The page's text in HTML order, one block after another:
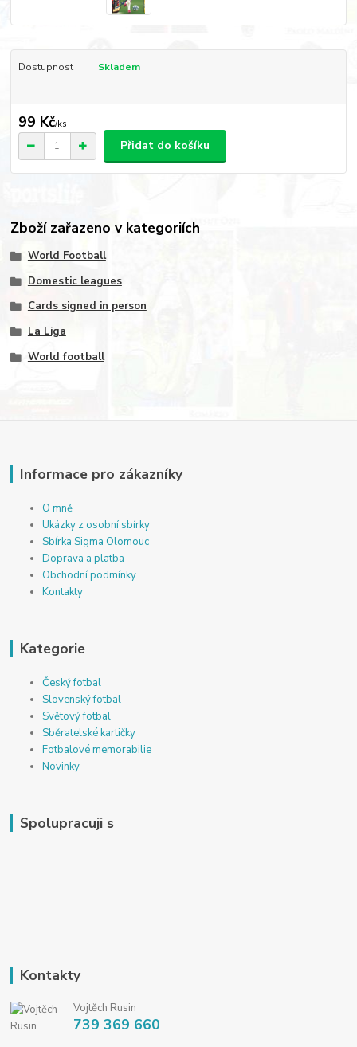
Dostupnost Skladem
99 Kč/ks
Přidat do košíku
Zboží zařazeno v kategoriích
World Football
Domestic leagues
Cards signed in person
La Liga
World football
Informace pro zákazníky
O mně
Ukázky z osobní sbírky
Sbírka Sigma Olomouc
Doprava a platba
Obchodní podmínky
Kontakty
Kategorie
Český fotbal
Slovenský fotbal
Světový fotbal
Sběratelské kartičky
Fotbalové memorabilie
Novinky
Spolupracuji s
Kontakty
Vojtěch Rusin
739 369 660